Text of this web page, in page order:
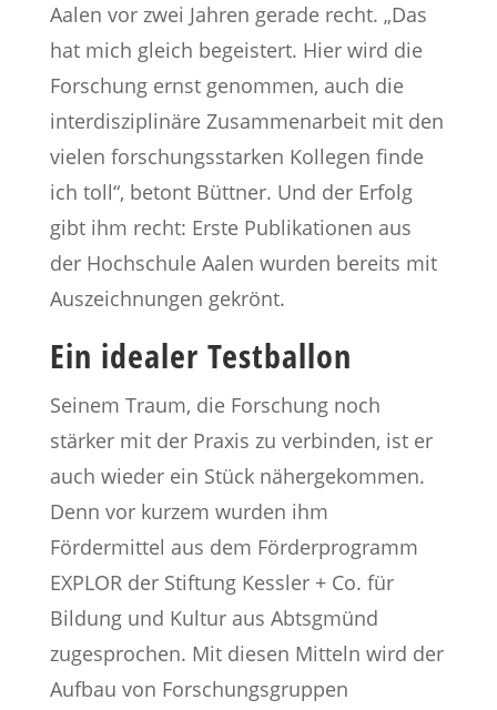
Aalen vor zwei Jahren gerade recht. „Das
hat mich gleich begeistert. Hier wird die
Forschung ernst genommen, auch die
interdisziplinäre Zusammenarbeit mit den
vielen forschungsstarken Kollegen finde
ich toll“, betont Büttner. Und der Erfolg
gibt ihm recht: Erste Publikationen aus
der Hochschule Aalen wurden bereits mit
Auszeichnungen gekrönt.
Ein idealer Testballon
Seinem Traum, die Forschung noch
stärker mit der Praxis zu verbinden, ist er
auch wieder ein Stück nähergekommen.
Denn vor kurzem wurden ihm
Fördermittel aus dem Förderprogramm
EXPLOR der Stiftung Kessler + Co. für
Bildung und Kultur aus Abtsgmünd
zugesprochen. Mit diesen Mitteln wird der
Aufbau von Forschungsgruppen